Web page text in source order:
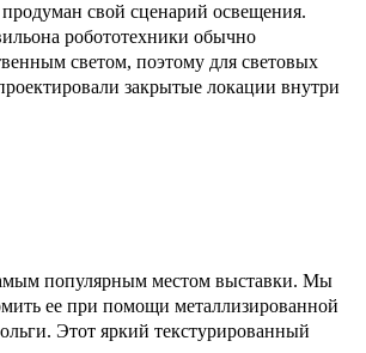
свой сценарий освещения.
робототехники обычно
светом, поэтому для световых
закрытые локации внутри
популярным местом выставки. Мы
ее при помощи металлизированной
Этот яркий текстурированный